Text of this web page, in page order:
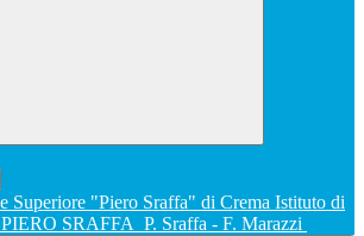
Istituto di
PIERO SRAFFA P. Sraffa - F. Marazzi